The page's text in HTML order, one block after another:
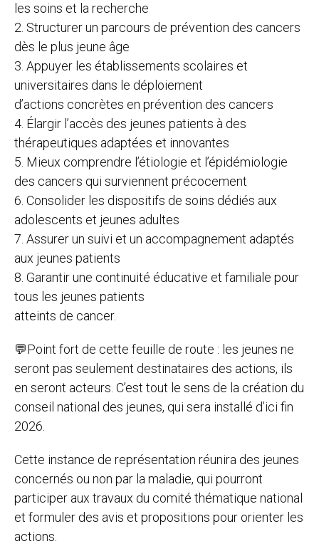
les soins et la recherche
2. Structurer un parcours de prévention des cancers
dès le plus jeune âge
3. Appuyer les établissements scolaires et
universitaires dans le déploiement
d’actions concrètes en prévention des cancers
4. Élargir l’accès des jeunes patients à des
thérapeutiques adaptées et innovantes
5. Mieux comprendre l’étiologie et l’épidémiologie
des cancers qui surviennent précocement
6. Consolider les dispositifs de soins dédiés aux
adolescents et jeunes adultes
7. Assurer un suivi et un accompagnement adaptés
aux jeunes patients
8. Garantir une continuité éducative et familiale pour
tous les jeunes patients
atteints de cancer.
💬Point fort de cette feuille de route : les jeunes ne
seront pas seulement destinataires des actions, ils
en seront acteurs. C’est tout le sens de la création du
conseil national des jeunes, qui sera installé d’ici fin
2026.
Cette instance de représentation réunira des jeunes
concernés ou non par la maladie, qui pourront
participer aux travaux du comité thématique national
et formuler des avis et propositions pour orienter les
actions.